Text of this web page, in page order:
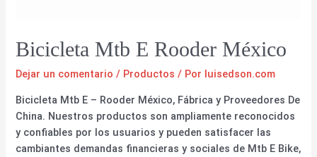
Bicicleta Mtb E Rooder México
Dejar un comentario / Productos / Por luisedson.com
Bicicleta Mtb E – Rooder México, Fábrica y Proveedores De
China. Nuestros productos son ampliamente reconocidos
y confiables por los usuarios y pueden satisfacer las
cambiantes demandas financieras y sociales de Mtb E Bike,